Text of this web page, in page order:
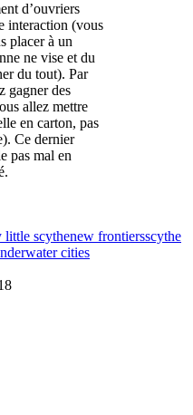
d’ouvriers
interaction (vous
placer à un
ne vise et du
du tout). Par
gagner des
allez mettre
en carton, pas
Ce dernier
pas mal en
little scythenew frontiersscythe
cities